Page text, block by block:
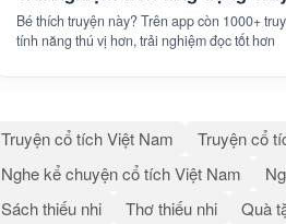
Bé thích truyện này? Trên app còn 1000+
tính năng thú vị hơn, trải nghiệm đọc tốt hơn
Truyện cổ tích Việt Nam Truyện cổ
Nghe kể chuyện cổ tích Việt Nam
Sách thiếu nhi
Thơ thiếu nhi Quà